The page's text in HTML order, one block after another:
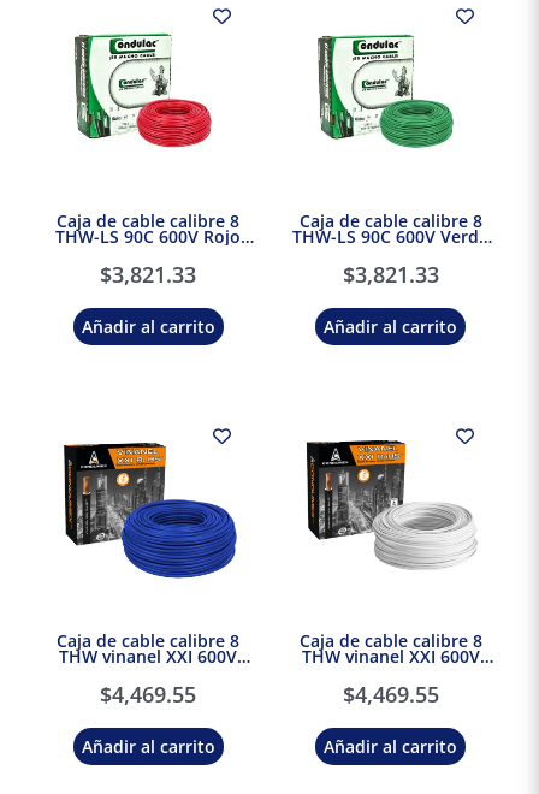
Caja de cable calibre 8
THW-LS 90C 600V Rojo
$3,821.33
Añadir al carrito
Caja de cable calibre 8
THW-LS 90C 600V Verde
$3,821.33
Añadir al carrito
Caja de cable calibre 8
THW vinanel XXI 600V
$4,469.55
Añadir al carrito
Caja de cable calibre 8
THW vinanel XXI 600V
Condumex
$4,469.55
Añadir al carrito